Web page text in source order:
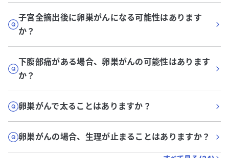
子宮全摘出後に卵巣がんになる可能性はあります
か？
下腹部痛がある場合、卵巣がんの可能性はあります
か？
卵巣がんで太ることはありますか？
卵巣がんの場合、生理が止まることはありますか？